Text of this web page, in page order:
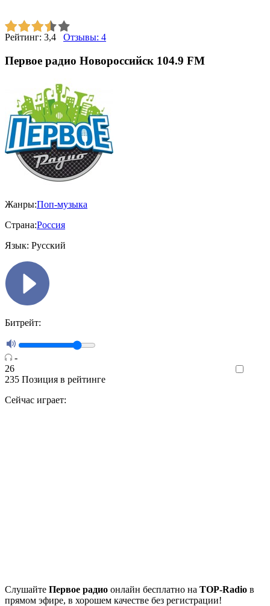
Рейтинг: 3,4 Отзывы: 4
Первое радио Новороссийск 104.9 FM
Жанры:Поп-музыка
Страна:Россия
Язык: Русский
Битрейт:
-
26
235 Позиция в рейтинге
Сейчас играет:
Cлушайте Первое радио онлайн бесплатно на TOP-Radio в
прямом эфире, в хорошем качестве без регистрации!